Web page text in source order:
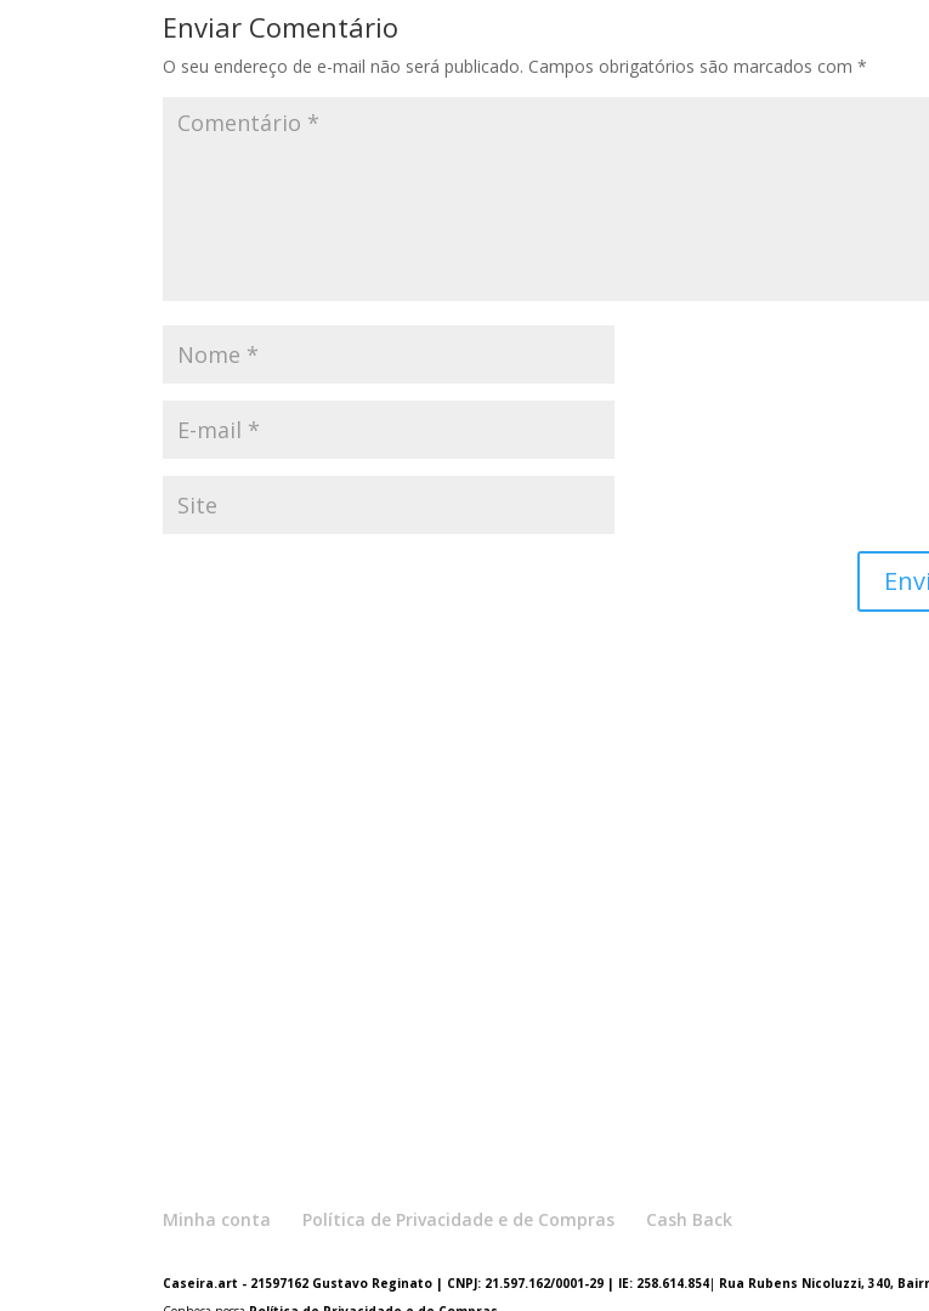
Enviar Comentário
O seu endereço de e-mail não será publicado. Campos obrigatórios são marcados com*
Minha conta Política de Privacidade e de Compras Cash Back
Caseira.art - 21597162 Gustavo Reginato | CNPJ: 21.597.162/0001-29 | IE: 258.614.854| Rua Rubens Nicoluzzi, 340,